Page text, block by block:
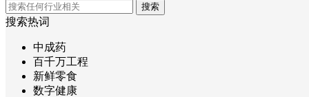
搜索
搜索热词
中成药
百千万工程
新鲜零食
数字健康